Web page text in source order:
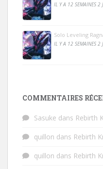
IL Y A 12 SEMAINES 2
Solo Leveling
IL Y A 12 SEMAINES 2
COMMENTAIRES
Sasuke dans Rebirth
quillon dans Rebirth
quillon dans Rebirth